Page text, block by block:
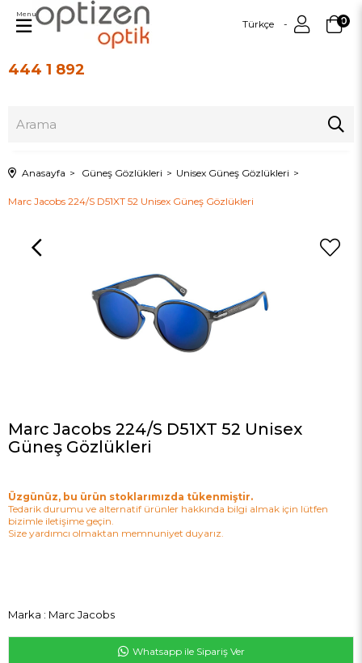
444 1 892
Türkçe 0
Menu
Anasayfa Güneş Gözlükleri Unisex Güneş Gözlükleri
Marc Jacobs 224/S D51XT 52 Unisex Güneş Gözlükleri
Marc Jacobs 224/S D51XT 52 Unisex
Güneş Gözlükleri
Üzgünüz, bu ürün stoklarımızda tükenmiştir.
Tedarik durumu ve alternatif ürünler hakkında bilgi almak için lütfen
bizimle iletişime geçin.
Size yardımcı olmaktan memnuniyet duyarız.
Marka : Marc Jacobs
Whatsapp ile Sipariş Ver